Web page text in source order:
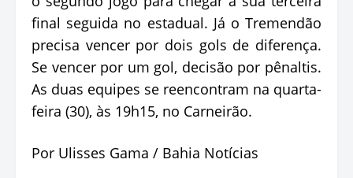
final seguida no estadual. Já o Tremendão
precisa vencer por dois gols de diferença.
Se vencer por um gol, decisão por pênaltis.
As duas equipes se reencontram na quarta-
feira (30), às 19h15, no Carneirão.
Por Ulisses Gama / Bahia Notícias